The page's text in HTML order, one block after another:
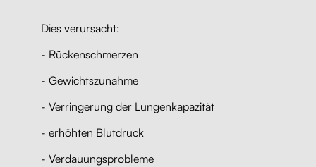
Dies verursacht:
- Rückenschmerzen
- Gewichtszunahme
- Verringerung der Lungenkapazität
- erhöhten Blutdruck
- Verdauungsprobleme